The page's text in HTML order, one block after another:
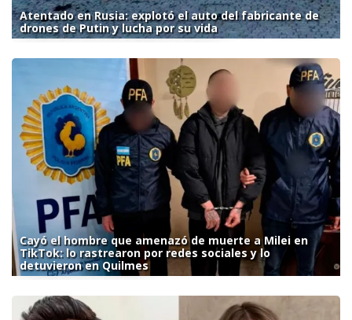
Atentado en Rusia: explotó el auto del fabricante de
drones de Putin y lucha por su vida
Cayó el hombre que amenazó de muerte a Milei en
TikTok: lo rastrearon por redes sociales y lo
detuvieron en Quilmes